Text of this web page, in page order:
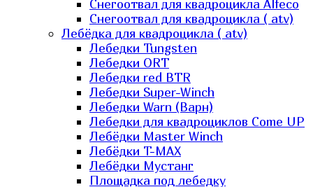
Снегоотвал для квадроцикла Alfeco
Снегоотвал для квадроцикла ( atv)
Лебёдка для квадроцикла ( atv)
Лебедки Tungsten
Лебедки ORT
Лебедки red BTR
Лебедки Super-Winch
Лебедки Warn (Варн)
Лебедки для квадроциклов Come UP
Лебёдки Master Winch
Лебёдки T-MAX
Лебёдки Мустанг
Площадка под лебедку